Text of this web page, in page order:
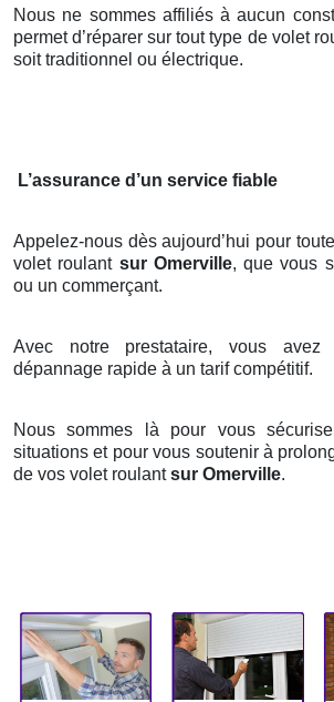
Nous ne sommes affiliés à aucun
permet d’réparer sur tout type de volet
soit traditionnel ou électrique.
L’assurance d’un service fiable
Appelez-nous dès aujourd’hui pour
volet roulant sur Omerville, que vous
ou un commerçant.
Avec notre prestataire, vous avez
dépannage rapide à un tarif compétitif.
Nous sommes là pour vous
situations et pour vous soutenir à
de vos volet roulantsur Omerville.